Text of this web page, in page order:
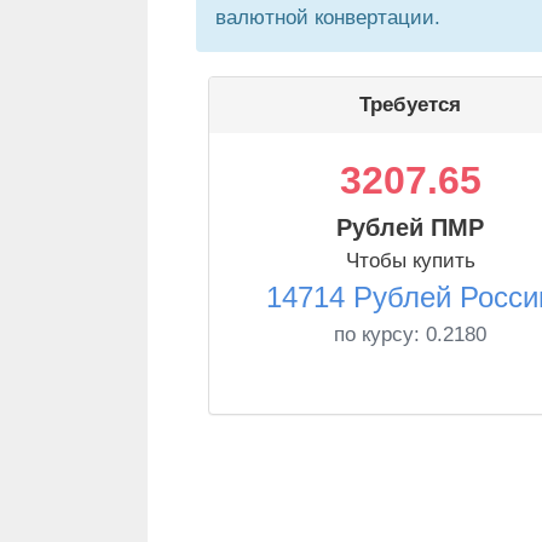
валютной конвертации.
Требуется
3207.65
Рублей ПМР
Чтобы купить
14714 Рублей
по курсу: 0.2180